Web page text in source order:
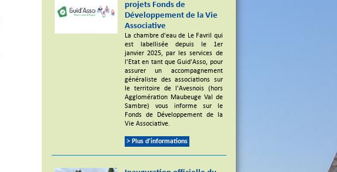
projets Fonds de
Développement de la Vie
Associative
La chambre d'eau de Le Favril qui
est labellisée depuis le 1er
janvier 2025, par les services de
l'Etat en tant que Guid'Asso, pour
assurer un accompagnement
généraliste des associations sur
le territoire de l'Avesnois (hors
Agglomération Maubeuge Val de
Sambre) vous informe sur le
Fonds de Développement de la
Vie Associative.
> Plus d'informations